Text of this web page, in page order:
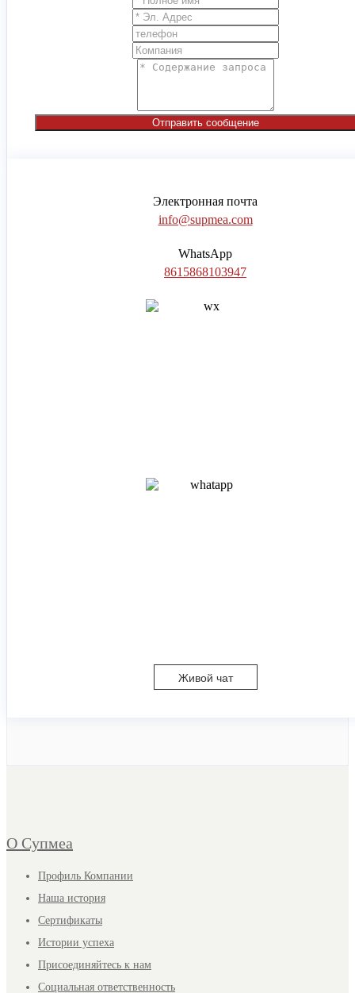
Отправить сообщение
Электронная почта
info@supmea.com
WhatsApp
8615868103947
Живой чат
О Супмеа
Профиль Компании
Наша история
Сертификаты
Истории успеха
Присоединяйтесь к нам
Социальная ответственность